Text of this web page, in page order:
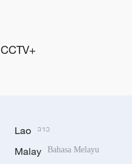
CCTV+
Lao ລາວ
Malay Bahasa Melayu